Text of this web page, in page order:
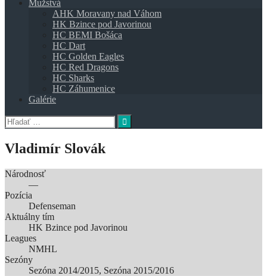
Mužstvá
AHK Moravany nad Váhom
HK Bzince pod Javorinou
HC BEMI Bošáca
HC Dart
HC Golden Eagles
HC Red Dragons
HC Sharks
HC Záhumenice
Galérie
Hľadať:
Vladimír Slovák
Národnosť
—
Pozícia
Defenseman
Aktuálny tím
HK Bzince pod Javorinou
Leagues
NMHL
Sezóny
Sezóna 2014/2015, Sezóna 2015/2016